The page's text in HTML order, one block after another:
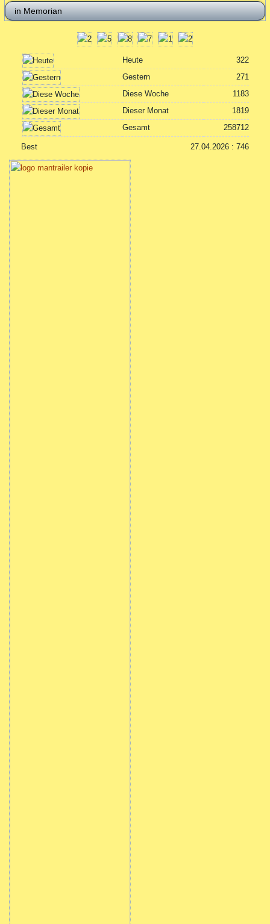
in Memorian
Heute
322
Gestern
271
Diese Woche
1183
Dieser Monat
1819
Gesamt
258712
Best 27.04.2026 : 746